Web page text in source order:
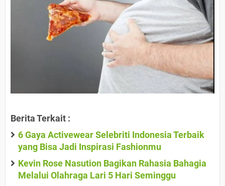
Berita Terkait :
6 Gaya Activewear Selebriti Indonesia Terbaik
yang Bisa Jadi Inspirasi Fashionmu
Kevin Rose Nasution Bagikan Rahasia Bahagia
Melalui Olahraga Lari 5 Hari Seminggu